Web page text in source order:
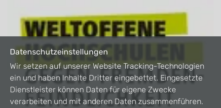
Datenschutzeinstellungen
Wir setzen auf unserer Website Tracking-Technologien
ein und haben Inhalte Dritter eingebettet. Eingesetzte
Dienstleister können Daten für eigene Zwecke
verarbeiten und mit anderen Daten zusammenführen.